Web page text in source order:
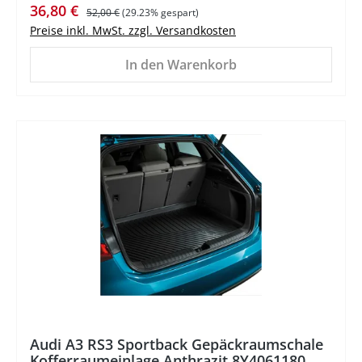
Verkaufspreis:
36,80 € Regulärer Preis:
52,00 €(29.23% gespart)
Preise inkl. MwSt. zzgl. Versandkosten
In den Warenkorb
Audi A3 RS3 Sportback Gepäckraumschale